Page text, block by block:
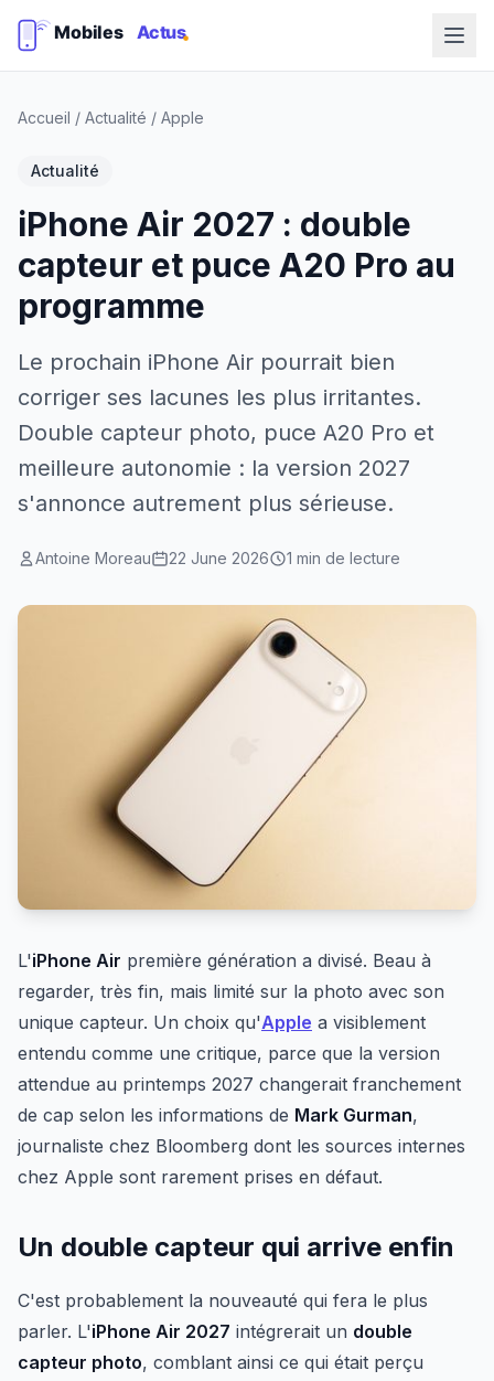
Accueil / Actualité / Apple
Actualité
iPhone Air 2027 : double
capteur et puce A20 Pro au
programme
Le prochain iPhone Air pourrait bien
corriger ses lacunes les plus irritantes.
Double capteur photo, puce A20 Pro et
meilleure autonomie : la version 2027
s'annonce autrement plus sérieuse.
Antoine Moreau 22 June 2026 1 min de lecture
L'iPhone Air première génération a divisé. Beau à
regarder, très fin, mais limité sur la photo avec son
unique capteur. Un choix qu'Apple a visiblement
entendu comme une critique, parce que la version
attendue au printemps 2027 changerait franchement
de cap selon les informations de Mark Gurman,
journaliste chez Bloomberg dont les sources internes
chez Apple sont rarement prises en défaut.
Un double capteur qui arrive enfin
C'est probablement la nouveauté qui fera le plus
parler. L'iPhone Air 2027 intégrerait un double
capteur photo, comblant ainsi ce qui était perçu